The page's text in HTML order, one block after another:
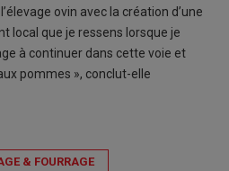
ovin avec la création d’une
local que je ressens lorsque je
à continuer dans cette voie et
pommes », conclut-elle
& FOURRAGE